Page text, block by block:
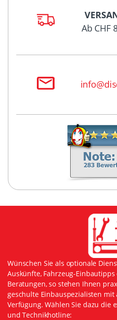
Ab CHF
Wünschen Sie als optionale
Auskünfte, Fahrzeug-
Beratungen, so stehen Ihnen
geschulte Einbauspezialisten
Verfügung. Wählen Sie dazu die
und Technikhotline: